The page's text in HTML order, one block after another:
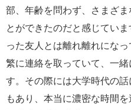
部、年齢を問わず、さまざ
とができたのだと感じてい
った友人とは離れ離れにな
繁に連絡を取っていて、一
す。その際には大学時代の
もあり、本当に濃密な時間